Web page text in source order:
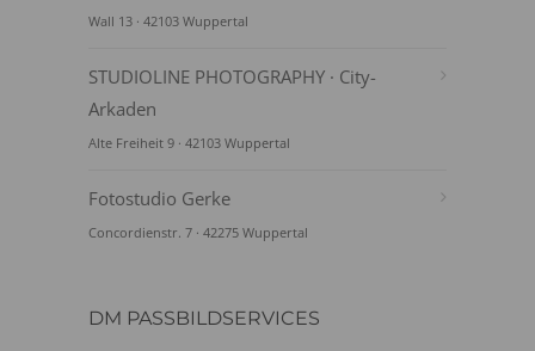
Wall 13 · 42103 Wuppertal
STUDIOLINE PHOTOGRAPHY · City-
Arkaden
Alte Freiheit 9 · 42103 Wuppertal
Fotostudio Gerke
Concordienstr. 7 · 42275 Wuppertal
DM PASSBILDSERVICES